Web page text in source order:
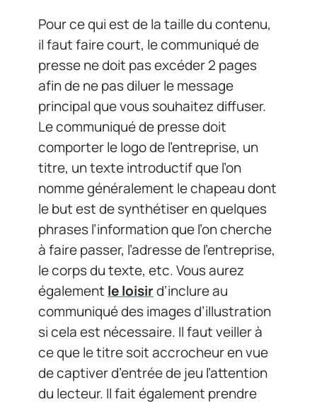
Pour ce qui est de la taille du contenu,
il faut faire court, le communiqué de
presse ne doit pas excéder 2 pages
afin de ne pas diluer le message
principal que vous souhaitez diffuser.
Le communiqué de presse doit
comporter le logo de l’entreprise, un
titre, un texte introductif que l’on
nomme généralement le chapeau dont
le but est de synthétiser en quelques
phrases l’information que l’on cherche
à faire passer, l’adresse de l’entreprise,
le corps du texte, etc. Vous aurez
également le loisird’inclure au
communiqué des images d’illustration
si cela est nécessaire. Il faut veiller à
ce que le titre soit accrocheur en vue
de captiver d’entrée de jeu l’attention
du lecteur. Il fait également prendre